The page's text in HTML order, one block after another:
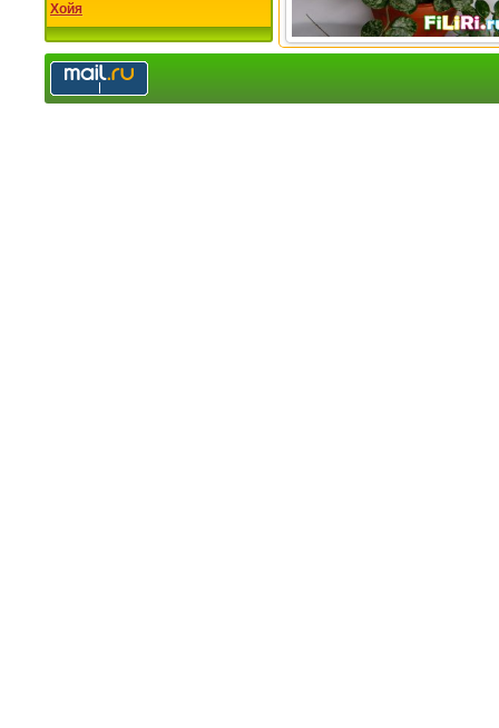
Хойя